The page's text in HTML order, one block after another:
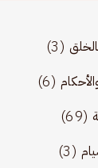
(3)
(6)
(69)
(3)